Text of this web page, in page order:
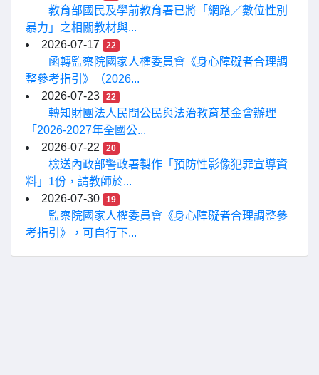
教育部國民及學前教育署已將「網路／數位性別
暴力」之相關教材與...
2026-07-17
22
函轉監察院國家人權委員會《身心障礙者合理調
整參考指引》（2026...
2026-07-23
22
轉知財團法人民間公民與法治教育基金會辦理
「2026-2027年全國公...
2026-07-22
20
檢送內政部警政署製作「預防性影像犯罪宣導資
料」1份，請教師於...
2026-07-30
19
監察院國家人權委員會《身心障礙者合理調整參
考指引》，可自行下...